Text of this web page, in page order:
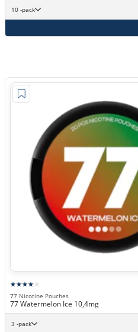
10 -pack
77 Nicotine Pouches
77 Watermelon Ice 10,4mg
3 -pack